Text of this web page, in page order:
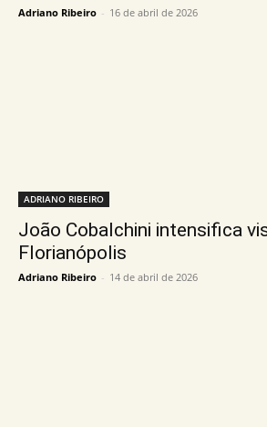
Adriano Ribeiro - 16 de abril de 2026
ADRIANO RIBEIRO
João Cobalchini intensifica
Florianópolis
Adriano Ribeiro - 14 de abril de 2026